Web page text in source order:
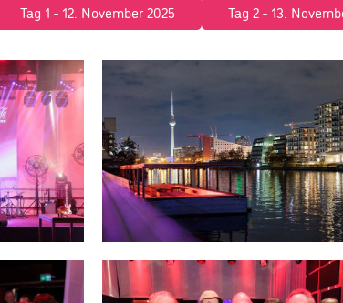
Tag 1 - 12. November 2025 Tag 2 - 13.